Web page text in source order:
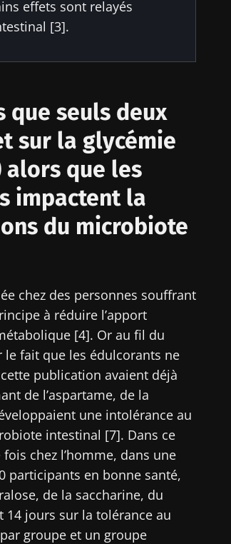
effets sont relayés
[3].
que seuls deux
sur la glycémie
alors que les
impactent la
du microbiote
chez des personnes souffrant
à réduire l’apport
[4]. Or au fil du
fait que les édulcorants ne
publication avaient déjà
de l’aspartame, de la
une intolérance au
intestinal [7]. Dans ce
chez l’homme, dans une
participants en bonne santé,
de la saccharine, du
14 jours sur la tolérance au
groupe et un groupe
si vite !
des professionnels de santé et
Digest" et le "HCP Magazine"
sur le microbiote.
d'autres actualités de Biocodex